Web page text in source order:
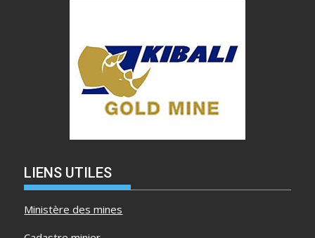
LIENS UTILES
Ministère des mines